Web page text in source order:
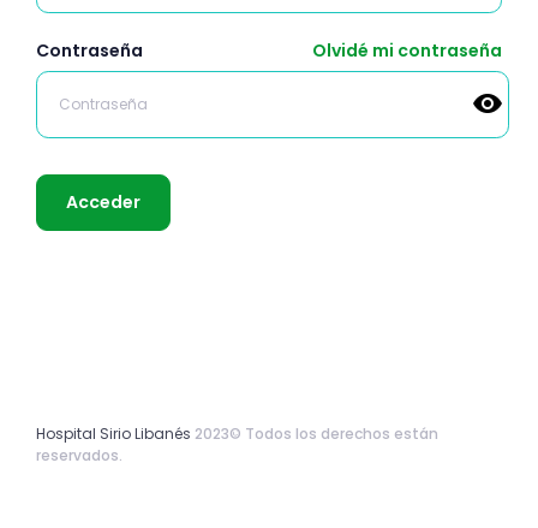
Contraseña Olvidé mi contraseña
Hospital Sirio Libanés 2023© Todos los derechos están
reservados.